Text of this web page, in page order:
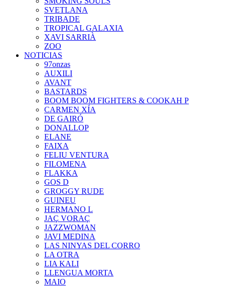
SVETLANA
TRIBADE
TROPICAL GALAXIA
XAVI SARRIÀ
ZOO
NOTICIAS
97onzas
AUXILI
AVANT
BASTARDS
BOOM BOOM FIGHTERS & COOKAH P
CARMEN XÍA
DE GAIRÓ
DONALLOP
ELANE
FAIXA
FELIU VENTURA
FILOMENA
FLAKKA
GOS D
GROGGY RUDE
GUINEU
HERMANO L
JAÇ VORAÇ
JAZZWOMAN
JAVI MEDINA
LAS NINYAS DEL CORRO
LA OTRA
LIA KALI
LLENGUA MORTA
MAIO